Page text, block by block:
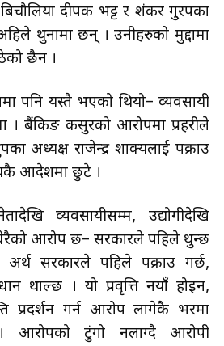
दीपक भट्ट र शंकर गु्रपका
थुनामा छन् । उनीहरुको मुद्दामा
छैन ।
पनि यस्तै भएको थियो– व्यवसायी
। बैंकिङ कसुरको आरोपमा प्रहरीले
अध्यक्ष राजेन्द्र शाक्यलाई पक्राउ
आदेशमा छुटे ।
व्यवसायीसम्म, उद्योगीदेखि
आरोप छ– सरकारले पहिले थुन्छ
सरकारले पहिले पक्राउ गर्छ,
थाल्छ । यो प्रवृत्ति नयाँ होइन,
प्रदर्शन गर्न आरोप लागेकै भरमा
आरोपको टुंगो नलाग्दै आरोपी